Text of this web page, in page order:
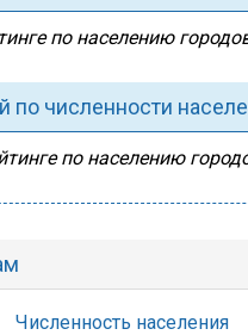
по населению
по численности
по населению
Численность населения